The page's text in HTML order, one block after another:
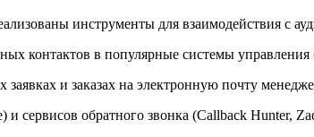
инструменты для взаимодействия с
контактов в популярные системы
и заказах на электронную почту
сервисов обратного звонка (Callback Hunter,